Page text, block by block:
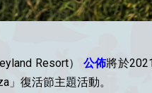
Resort） 公佈將於
」復活節主題活動。